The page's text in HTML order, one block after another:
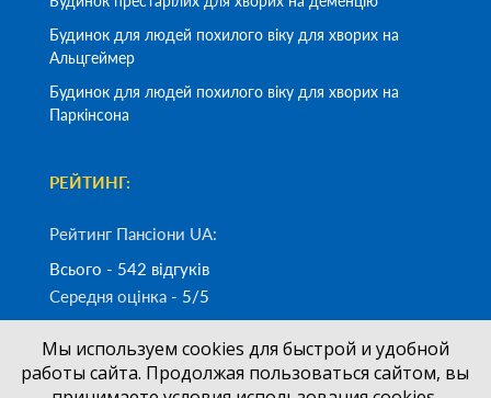
Будинок для людей похилого віку для хворих на
Альцгеймер
Будинок для людей похилого віку для хворих на
Паркінсона
РЕЙТИНГ:
Рейтинг Пансіони UA:
Всього - 542 відгуків
Середня оцінка - 5/5
Замовити дзвінок
Мы используем cookies для быстрой и удобной
работы сайта. Продолжая пользоваться сайтом, вы